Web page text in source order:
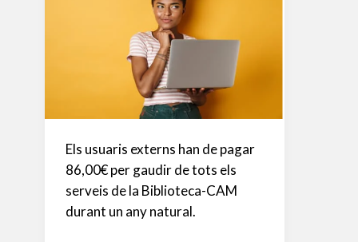
Els usuaris externs han de pagar
86,00€ per gaudir de tots els
serveis de la Biblioteca-CAM
durant un any natural.